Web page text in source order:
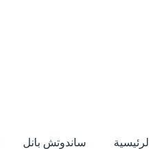
الرئيسية ساندوتش بانل